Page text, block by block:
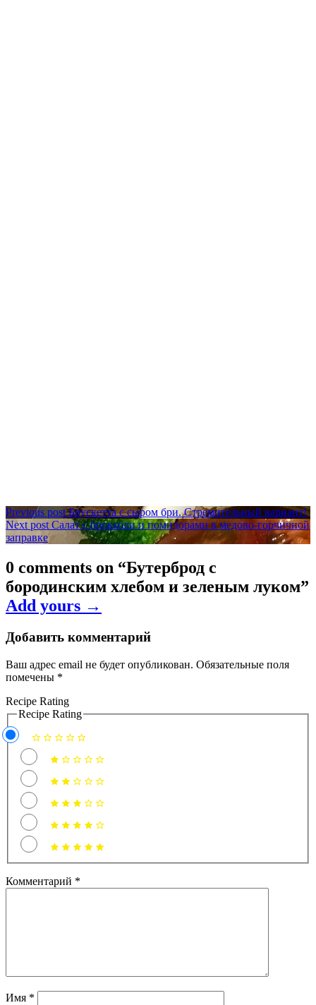
Навигация
по
Previous post Брускетта с сыром бри. Стремительный вариант!
Next post Салат с брокколи и помидорами в медово-горчичной
заправке
0 comments on “Бутерброд с
бородинским хлебом и зеленым луком”
Add yours →
Добавить комментарий
Ваш адрес email не будет опубликован. Обязательные поля
помечены *
Recipe Rating
Recipe Rating
Комментарий *
Имя *